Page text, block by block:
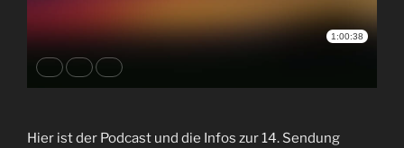
Hier ist der Podcast und die Infos zur 14. Sendung